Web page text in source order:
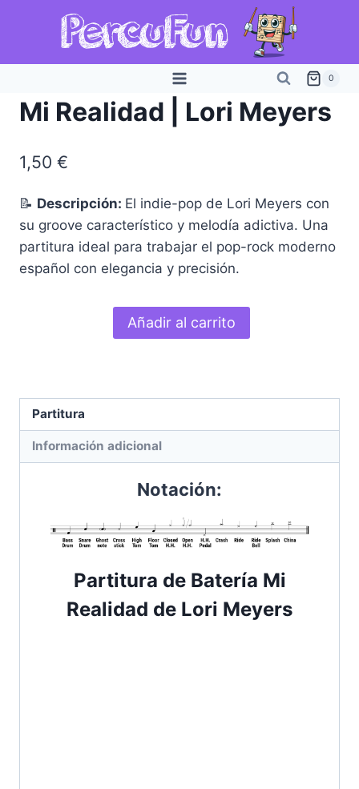
contenido
0
Mi Realidad | Lori Meyers
1,50 €
📝 Descripción: El indie-pop de Lori Meyers con
su groove característico y melodía adictiva. Una
partitura ideal para trabajar el pop-rock moderno
español con elegancia y precisión.
Realidad
Meyers
Añadir al carrito
Partitura
Información adicional
Notación:
Partitura de Batería Mi
Realidad de Lori Meyers